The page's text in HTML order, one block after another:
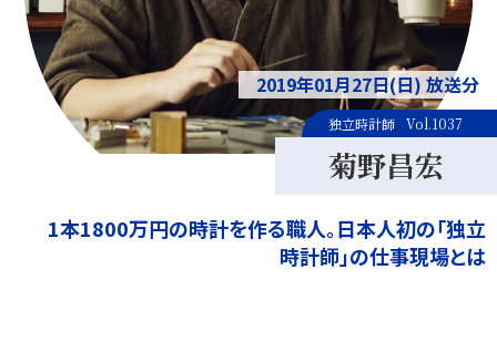
2019年01月27日(日) 放送分
菊野昌宏
独立時計師 Vol.1037
1本1800万円の時計を作る職人。日本人初の「独立
時計師」の仕事現場とは